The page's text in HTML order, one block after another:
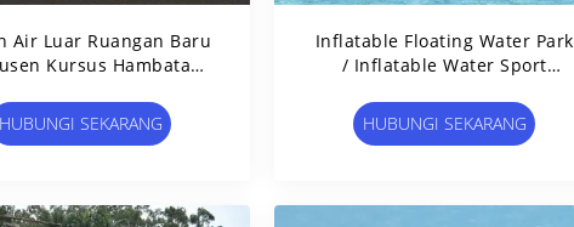
Air Luar Ruangan Baru
Kursus Hambatan
HUBUNGI SEKARANG
Inflatable Floating Water Park
/ Inflatable Water Sport
HUBUNGI SEKARANG